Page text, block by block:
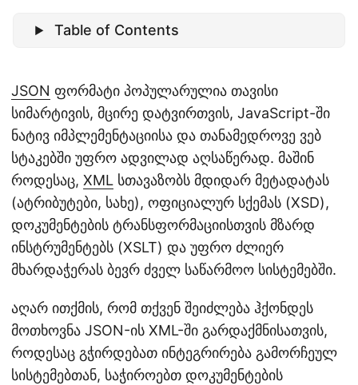
Table of Contents
JSON ფორმატი პოპულარულია თავისი
სიმარტივის, მცირე დატვირთვის, JavaScript-ში
ნატივ იმპლემენტაციისა და თანამედროვე ვებ
სტაკებში უფრო ადვილად აღსაწერად. მაშინ
როდესაც, XML სთავაზობს მდიდარ მეტადატას
(ატრიბუტები, სახე), ოფიციალურ სქემას (XSD),
დოკუმენტების ტრანსფორმაციისთვის მზარდ
ინსტრუმენტებს (XSLT) და უფრო ძლიერ
მხარდაჭერას ბევრ ძველ საწარმოო სისტემებში.
აღარ ითქმის, რომ თქვენ შეიძლება ჰქონდეს
მოთხოვნა JSON-ის XML-ში გარდაქმნისათვის,
როდესაც გჭირდებათ ინტეგრირება გამორჩეულ
სისტემებთან, საჭიროებთ დოკუმენტების